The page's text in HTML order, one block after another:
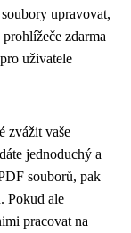
upravovat,
zdarma
uživatele
zvážit vaše
jednoduchý a
souborů, pak
Pokud ale
pracovat na